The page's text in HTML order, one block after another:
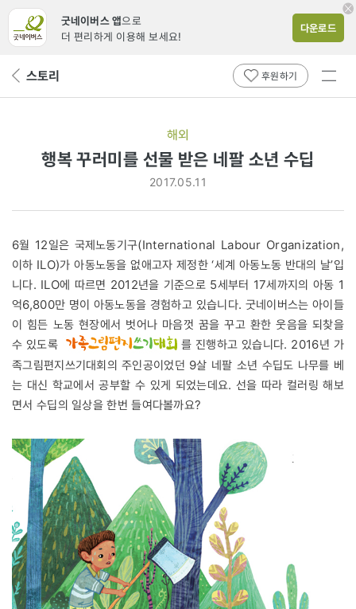
굿네이버스 앱으로
더 편리하게 이용해 보세요!
다운로드
뒤 스토리 후원하기
전체
해외
행복 꾸러미를 선물 받은 네팔 소년 수딥
2017.05.11
6월 12일은 국제노동기구(International Labour Organization,
이하 ILO)가 아동노동을 없애고자 제정한 ‘세계 아동노동 반대의 날’입
니다. ILO에 따르면 2012년을 기준으로 5세부터 17세까지의 아동 1
억6,800만 명이 아동노동을 경험하고 있습니다. 굿네이버스는 아이들
이 힘든 노동 현장에서 벗어나 마음껏 꿈을 꾸고 환한 웃음을 되찾을
수 있도록
를 진행하고 있습니다. 2016년 가
족그림편지쓰기대회의 주인공이었던 9살 네팔 소년 수딥도 나무를 베
는 대신 학교에서 공부할 수 있게 되었는데요. 선을 따라 컬러링 해보
면서 수딥의 일상을 한번 들여다볼까요?